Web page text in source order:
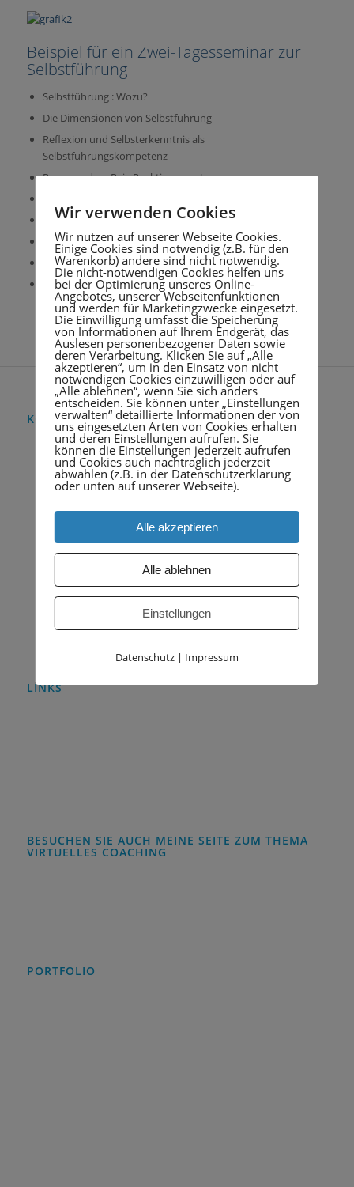
Beispiel für ein Zwei-Tagesseminar zur
Selbstführung
Selbstführung : Wozu?
Die Dimensionen von Selbstführung
Reflexion und Selbsterkenntnis als
Selbstführungskompetenz
Raus aus dem Reiz-Reaktionsmuster
Mit dem inneren Team gut aufgestellt
Den Kopf klar kriegen mit 4 Fragen
Das Balance-Modell in der Selbstführung
Best-Off- Selbstcoachingtools
KONTAKT
All Connecting Business
Christa-Marie Münchow
Moorwerder Norderdeich 43
office@all-connecting-business.de
LINKS
BESUCHEN SIE AUCH MEINE SEITE ZUM THEMA
VIRTUELLES COACHING
PORTFOLIO
Wir verwenden Cookies
Wir nutzen auf unserer Webseite Cookies.
Einige Cookies sind notwendig (z.B. für den
Warenkorb) andere sind nicht notwendig.
Die nicht-notwendigen Cookies helfen uns
bei der Optimierung unseres Online-
Angebotes, unserer Webseitenfunktionen
und werden für Marketingzwecke eingesetzt.
Die Einwilligung umfasst die Speicherung
von Informationen auf Ihrem Endgerät, das
Auslesen personenbezogener Daten sowie
deren Verarbeitung. Klicken Sie auf „Alle
akzeptieren“, um in den Einsatz von nicht
notwendigen Cookies einzuwilligen oder auf
„Alle ablehnen“, wenn Sie sich anders
entscheiden. Sie können unter „Einstellungen
verwalten“ detaillierte Informationen der von
uns eingesetzten Arten von Cookies erhalten
und deren Einstellungen aufrufen. Sie
können die Einstellungen jederzeit aufrufen
und Cookies auch nachträglich jederzeit
abwählen (z.B. in der Datenschutzerklärung
oder unten auf unserer Webseite).
Alle akzeptieren
Alle ablehnen
Einstellungen
Datenschutz| Impressum